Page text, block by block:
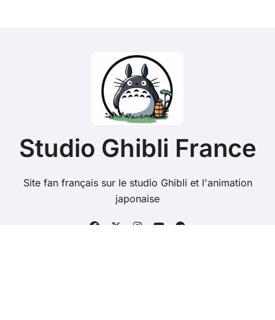
Studio Ghibli France
Site fan français sur le studio Ghibli et l'animation
japonaise